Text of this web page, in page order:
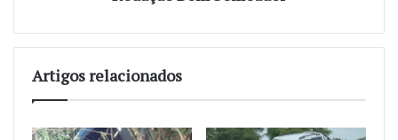
Artigos relacionados